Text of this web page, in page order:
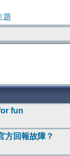
題
fun
方回報故障？